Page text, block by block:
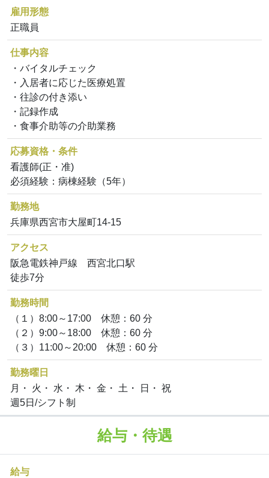
雇用形態
正職員
仕事内容
・バイタルチェック
・入居者に応じた医療処置
・往診の付き添い
・記録作成
・食事介助等の介助業務
応募資格・条件
看護師(正・准)
必須経験：病棟経験（5年）
勤務地
兵庫県西宮市大屋町14-15
アクセス
阪急電鉄神戸線 西宮北口駅
徒歩7分
勤務時間
（１）8:00～17:00 休憩：60 分
（２）9:00～18:00 休憩：60 分
（３）11:00～20:00 休憩：60 分
勤務曜日
月・ 火・ 水・ 木・ 金・ 土・ 日・ 祝
週5日/シフト制
給与・待遇
給与